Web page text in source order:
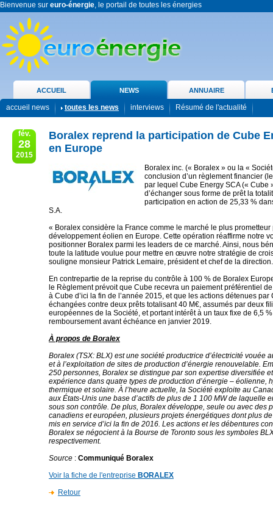
Bienvenue sur euro-énergie, le portail de toutes les énergies
ACCUEIL NEWS ANNUAIRE
accueil news toutes les news interviews Résumé de l'actualité
fév.
28
2015
Boralex reprend la participation de Cube
en Europe
Boralex inc. (« Boralex » ou la «
conclusion d’un règlement financier
par lequel Cube Energy SCA (« Cube
d’échanger sous forme de prêt la
participation en action de 25,33 %
S.A.
« Boralex considère la France comme le marché le plus prometteur
développement éolien en Europe. Cette opération réaffirme notre
positionner Boralex parmi les leaders de ce marché. Ainsi, nous
toute la latitude voulue pour mettre en œuvre notre stratégie de
souligne monsieur Patrick Lemaire, président et chef de la direction.
En contrepartie de la reprise du contrôle à 100 % de Boralex
le Règlement prévoit que Cube recevra un paiement préférentiel
à Cube d’ici la fin de l’année 2015, et que les actions détenues par
échangées contre deux prêts totalisant 40 M€, assumés par deux
européennes de la Société, et portant intérêt à un taux fixe de 6,5
remboursement avant échéance en janvier 2019.
À propos de Boralex
Boralex (TSX: BLX) est une société productrice d’électricité vouée
et à l’exploitation de sites de production d’énergie renouvelable.
250 personnes, Boralex se distingue par son expertise diversifiée
expérience dans quatre types de production d’énergie – éolienne,
thermique et solaire. À l’heure actuelle, la Société exploite au
aux États-Unis une base d’actifs de plus de 1 100 MW de laquelle
sous son contrôle. De plus, Boralex développe, seule ou avec des
canadiens et européen, plusieurs projets énergétiques dont plus
mis en service d’ici la fin de 2016. Les actions et les débentures
Boralex se négocient à la Bourse de Toronto sous les symboles
respectivement.
Source : Communiqué Boralex
Voir la fiche de l'entreprise BORALEX
Retour